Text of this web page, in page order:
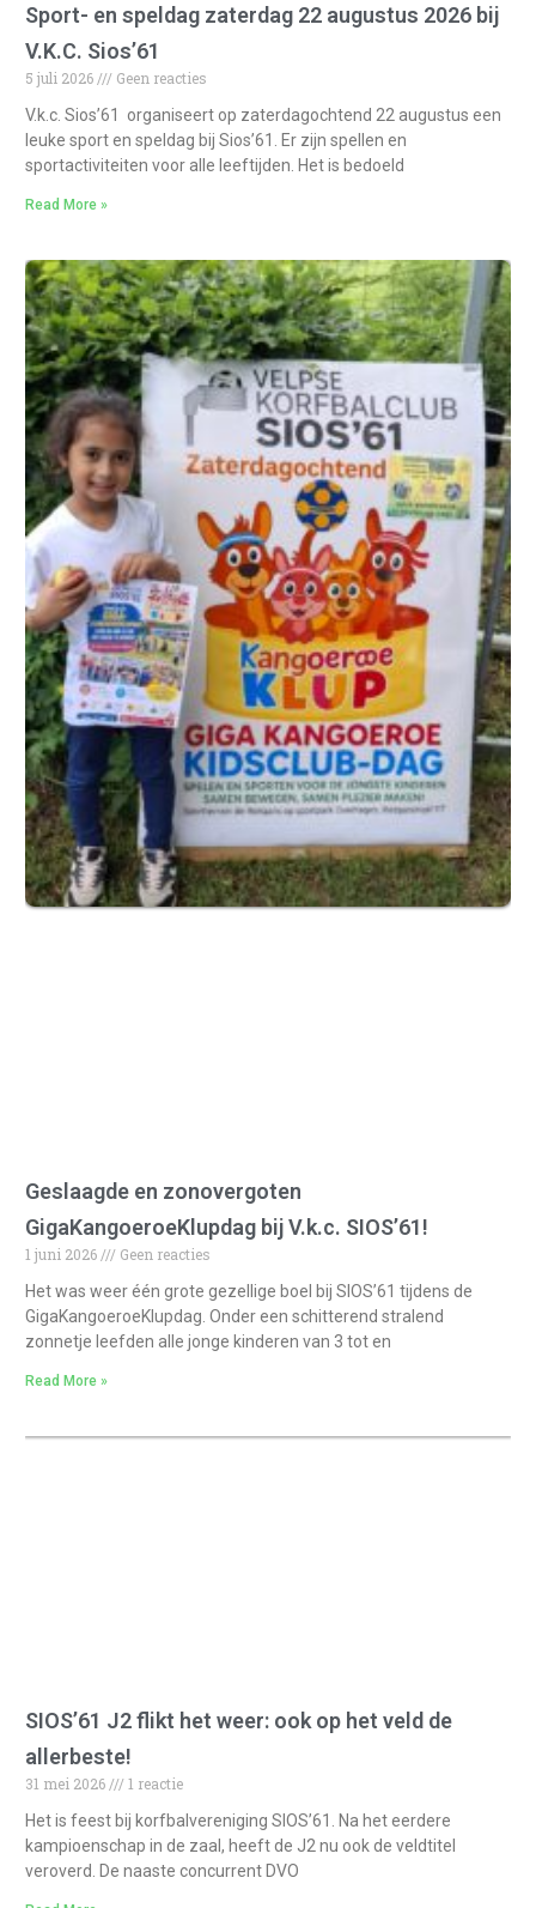
Sport- en speldag zaterdag 22 augustus 2026 bij
V.K.C. Sios’61
5 juli 2026
Geen reacties
V.k.c. Sios’61 organiseert op zaterdagochtend 22 augustus een
leuke sport en speldag bij Sios’61. Er zijn spellen en
sportactiviteiten voor alle leeftijden. Het is bedoeld
Read More »
Geslaagde en zonovergoten
GigaKangoeroeKlupdag bij V.k.c. SIOS’61!
1 juni 2026
Geen reacties
Het was weer één grote gezellige boel bij SIOS’61 tijdens de
GigaKangoeroeKlupdag. Onder een schitterend stralend
zonnetje leefden alle jonge kinderen van 3 tot en
Read More »
SIOS’61 J2 flikt het weer: ook op het veld de
allerbeste!
31 mei 2026
1 reactie
Het is feest bij korfbalvereniging SIOS’61. Na het eerdere
kampioenschap in de zaal, heeft de J2 nu ook de veldtitel
veroverd. De naaste concurrent DVO